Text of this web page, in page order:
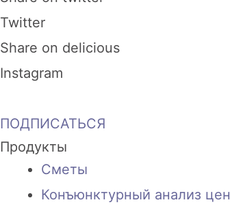
Twitter
Share on delicious
Instagram
ПОДПИСАТЬСЯ
Продукты
Сметы
Конъюнктурный анализ цен